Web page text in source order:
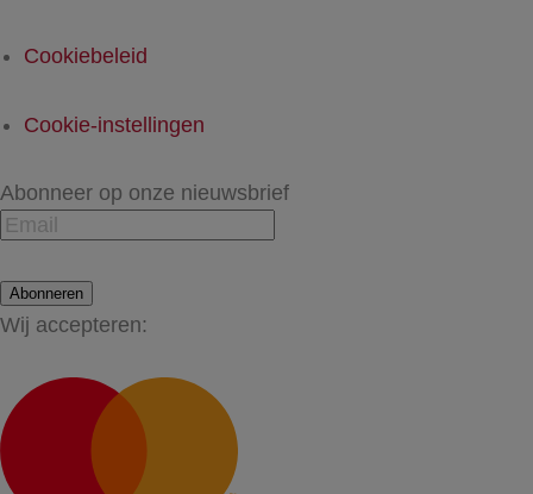
Cookiebeleid
Cookie-instellingen
Abonneer op onze nieuwsbrief
Abonneren
Wij accepteren: